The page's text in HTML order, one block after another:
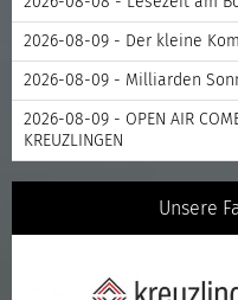
2026-08-09 - Der kleine
2026-08-09 - Milliarden
2026-08-09 - OPEN AIR
KREUZLINGEN
Unsere